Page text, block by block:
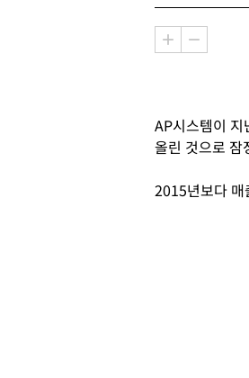
AP시스템이
올린 것으로 잠
2015년보다